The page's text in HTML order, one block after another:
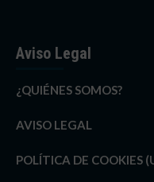
Aviso Legal
¿QUIÉNES SOMOS?
AVISO LEGAL
POLÍTICA DE COOKIES